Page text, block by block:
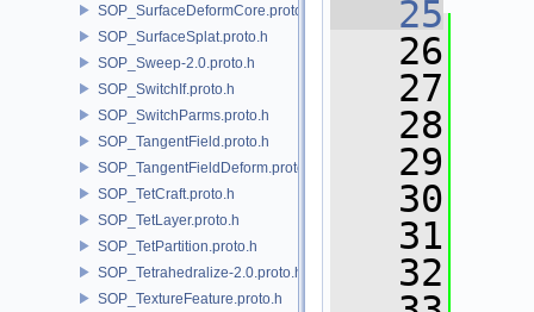
SOP_SurfaceDeformCore.proto.h
SOP_SurfaceSplat.proto.h
SOP_Sweep-2.0.proto.h
SOP_SwitchIf.proto.h
SOP_SwitchParms.proto.h
SOP_TangentField.proto.h
SOP_TangentFieldDeform.proto.h
SOP_TetCraft.proto.h
SOP_TetLayer.proto.h
SOP_TetPartition.proto.h
SOP_Tetrahedralize-2.0.proto.h
SOP_TextureFeature.proto.h
   25
   26
   27
   28
   29
   30
   31
   32